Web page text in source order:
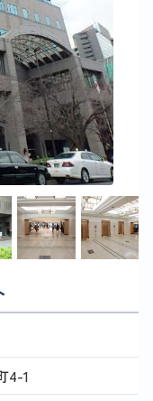
4-1